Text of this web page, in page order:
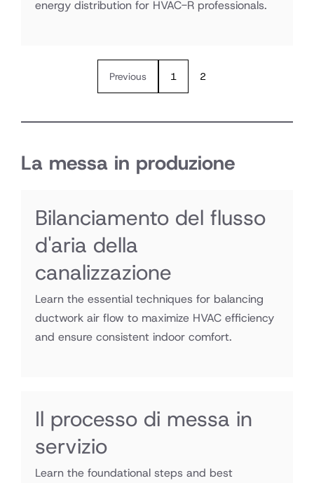
energy distribution for HVAC-R professionals.
Previous 1 2
La messa in produzione
Bilanciamento del flusso
d'aria della
canalizzazione
Learn the essential techniques for balancing
ductwork air flow to maximize HVAC efficiency
and ensure consistent indoor comfort.
Il processo di messa in
servizio
Learn the foundational steps and best